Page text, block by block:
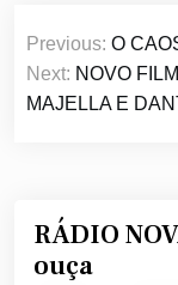
de
Post
Previous: O
Next: NOVO
MAJELLA E
RÁDIO
ouça